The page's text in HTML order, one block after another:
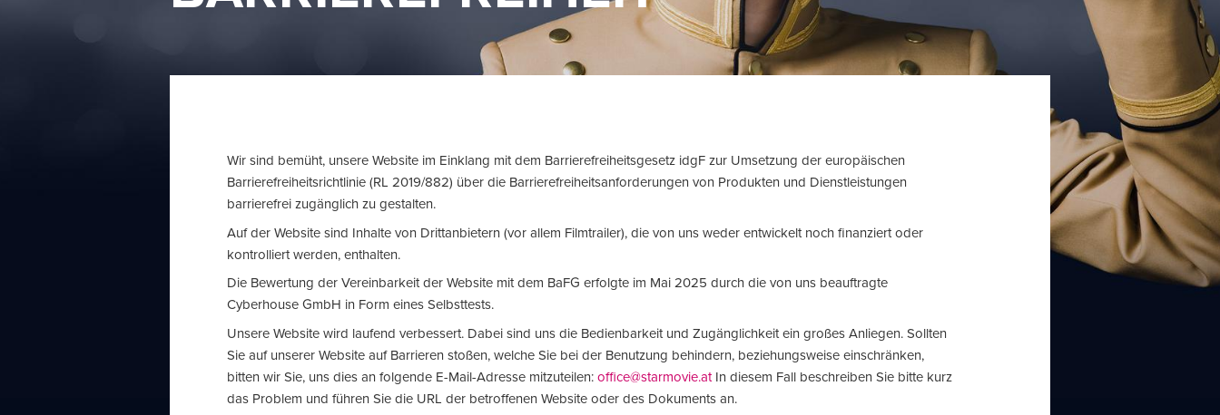
Wir sind bemüht, unsere Website im Einklang mit dem Barrierefreiheitsgesetz idgF zur Umsetzung der europäischen
Barrierefreiheitsrichtlinie (RL 2019/882) über die Barrierefreiheitsanforderungen von Produkten und Dienstleistungen
barrierefrei zugänglich zu gestalten.
Auf der Website sind Inhalte von Drittanbietern (vor allem Filmtrailer), die von uns weder entwickelt noch finanziert oder
kontrolliert werden, enthalten.
Die Bewertung der Vereinbarkeit der Website mit dem BaFG erfolgte im Mai 2025 durch die von uns beauftragte
Cyberhouse GmbH in Form eines Selbsttests.
Unsere Website wird laufend verbessert. Dabei sind uns die Bedienbarkeit und Zugänglichkeit ein großes Anliegen. Sollten
Sie auf unserer Website auf Barrieren stoßen, welche Sie bei der Benutzung behindern, beziehungsweise einschränken,
bitten wir Sie, uns dies an folgende E-Mail-Adresse mitzuteilen:office@starmovie.atIn diesem Fall beschreiben Sie bitte kurz
das Problem und führen Sie die URL der betroffenen Website oder des Dokuments an.